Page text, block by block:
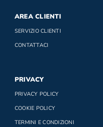
AREA CLIENTI
SERVIZIO CLIENTI
CONTATTACI
PRIVACY
PRIVACY POLICY
COOKIE POLICY
TERMINI E CONDIZIONI